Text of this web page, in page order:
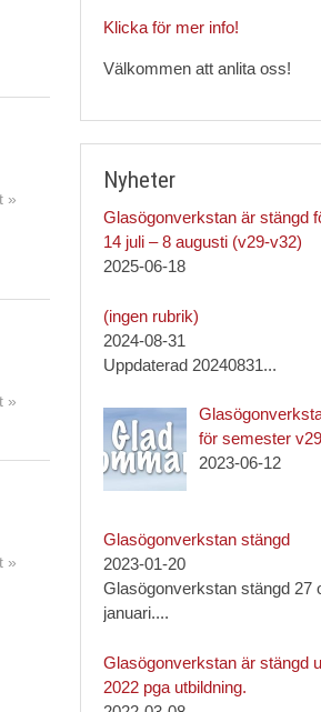
»
»
»
Klicka för mer info!
Välkommen att anlita oss!
Nyheter
Glasögonverkstan är stängd
14 juli – 8 augusti (v29-v32)
2025-06-18
(ingen rubrik)Inlägg
2024-08-31
Uppdaterad 20240831...
för semester
2023-06-12
Glasögonverkstan stängd
2023-01-20
Glasögonverkstan stängd 27
januari....
Glasögonverkstan är stängd
2022 pga utbildning.